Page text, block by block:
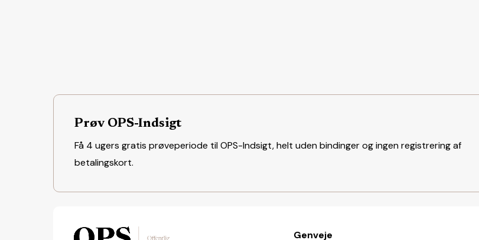
Prøv OPS-Indsigt
Få 4 ugers gratis prøveperiode til OPS-Indsigt, helt uden bindinger og ingen registrering af
betalingskort.
Genveje